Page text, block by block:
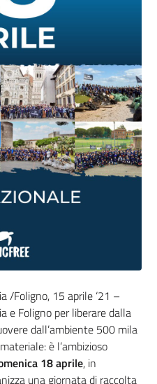
/Foligno, 15 aprile ‘21 –
e Foligno per liberare dalla
dall’ambiente 500 mila
è l’ambizioso
18 aprile, in
una giornata di raccolta